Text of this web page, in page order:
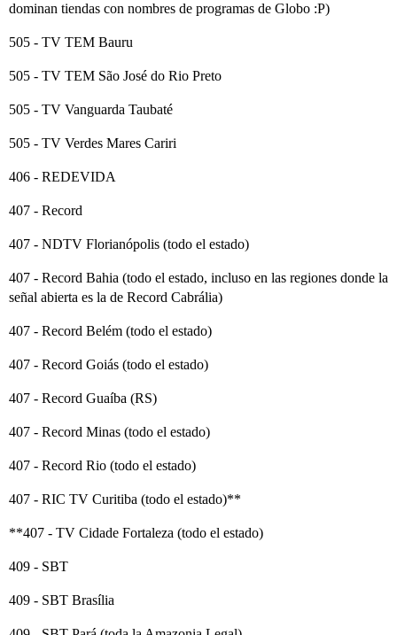
dominan tiendas con nombres de programas de Globo :P)
505 - TV TEM Bauru
505 - TV TEM São José do Rio Preto
505 - TV Vanguarda Taubaté
505 - TV Verdes Mares Cariri
406 - REDEVIDA
407 - Record
407 - NDTV Florianópolis (todo el estado)
407 - Record Bahia (todo el estado, incluso en las regiones donde la
señal abierta es la de Record Cabrália)
407 - Record Belém (todo el estado)
407 - Record Goiás (todo el estado)
407 - Record Guaíba (RS)
407 - Record Minas (todo el estado)
407 - Record Rio (todo el estado)
407 - RIC TV Curitiba (todo el estado)**
**407 - TV Cidade Fortaleza (todo el estado)
409 - SBT
409 - SBT Brasília